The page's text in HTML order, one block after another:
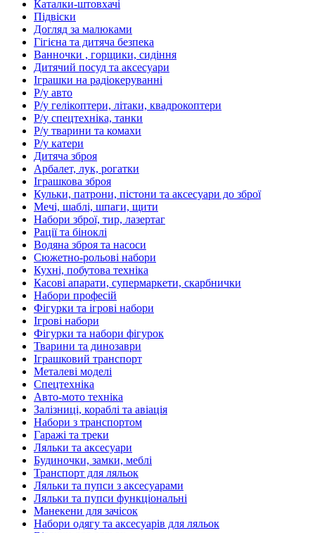
Каталки-штовхачі
Підвіски
Догляд за малюками
Гігієна та дитяча безпека
Ванночки , горщики, сидіння
Дитячий посуд та аксесуари
Іграшки на радіокеруванні
Р/у авто
Р/у гелікоптери, літаки, квадрокоптери
Р/у спецтехніка, танки
Р/у тварини та комахи
Р/у катери
Дитяча зброя
Арбалет, лук, рогатки
Іграшкова зброя
Кульки, патрони, пістони та аксесуари до зброї
Мечі, шаблі, шпаги, щити
Набори зброї, тир, лазертаг
Рації та біноклі
Водяна зброя та насоси
Сюжетно-рольові набори
Кухні, побутова техніка
Касові апарати, супермаркети, скарбнички
Набори професій
Фігурки та ігрові набори
Ігрові набори
Фігурки та набори фігурок
Тварини та динозаври
Іграшковий транспорт
Металеві моделі
Спецтехніка
Авто-мото техніка
Залізниці, кораблі та авіація
Набори з транспортом
Гаражі та треки
Ляльки та аксесуари
Будиночки, замки, меблі
Транспорт для ляльок
Ляльки та пупси з аксесуарами
Ляльки та пупси функціональні
Манекени для зачісок
Набори одягу та аксесуарів для ляльок